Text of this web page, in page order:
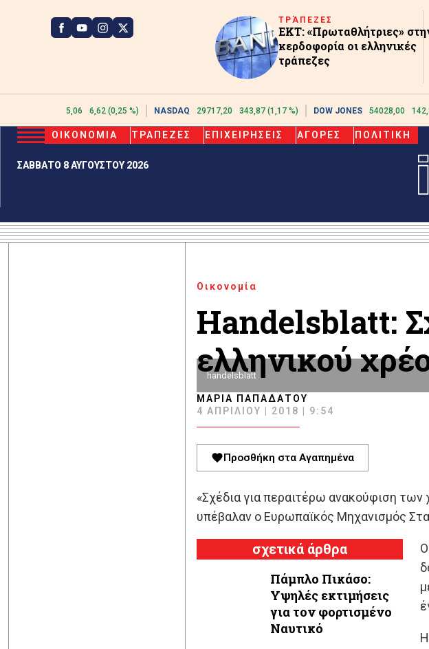
ΤΡΆΠΕΖΕΣ
ΕΚΤ: «Πρωταθλήτριες»
κερδοφορία οι ελληνικές
τράπεζες
2615,06 6,62 (0,25 %) NASDAQ 29717,20 343,87 (1,17 %) DOW JONES 54028,00
ΣΑΒΒΑΤΟ 8 ΑΥΓΟΥΣΤΟΥ 2026
ΟΙΚΟΝΟΜΙΑ ΤΡΑΠΕΖΕΣ ΕΠΙΧΕΙΡΗΣΕΙΣ ΑΓΟΡΕΣ ΠΟΛΙΤΙΚΗ
Οικονομία
Handelsblatt:
ελληνικού
handelsblatt
ΜΑΡΊΑ ΠΑΠΑΔΆΤΟΥ
4 ΑΠΡΙΛΊΟΥ | 2018 | 9:54
Προσθήκη στα Αγαπημένα
«Σχέδια για περαιτέρω ανακούφιση
υπέβαλαν ο Ευρωπαϊκός Μηχανισμός
σχετικά άρθρα
Πάμπλο Πικάσο:
Υψηλές εκτιμήσεις
για τον φορτισμένο
Ναυτικό